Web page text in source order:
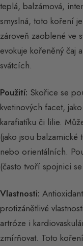
teplá, balzámová,
smyslná, toto koření
zároveň zaoblené ve
evokuje kořeněný čaj
svátcích.
Použití: Skořice se
kvetinových facet,
karafiatíku či lilie.
(jako jsou
nebo orientálních.
(často tvoří spojnici
Vlastnosti:
protizánětlivé
artróze i
zmírňovat. Toto